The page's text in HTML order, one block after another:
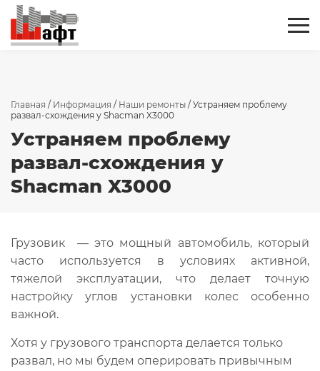
Главная / Информация / Наши ремонты / Устраняем проблему
развал-схождения у Shacman X3000
Устраняем проблему
развал-схождения у
Shacman X3000
Грузовик — это мощный автомобиль, который
часто используется в условиях активной,
тяжелой эксплуатации, что делает точную
настройку углов установки колес особенно
важной.
Хотя у грузового транспорта делается только
развал, но мы будем оперировать привычным